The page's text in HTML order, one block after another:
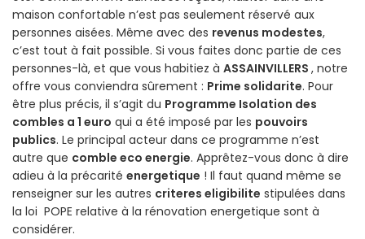
maison confortable n’est pas seulement réservé aux
personnes aisées. Même avec des revenus modestes,
c’est tout à fait possible. Si vous faites donc partie de ces
personnes-là, et que vous habitiez à ASSAINVILLERS , notre
offre vous conviendra sûrement : Prime solidarite. Pour
être plus précis, il s’agit du Programme Isolation des
combles a 1 euro qui a été imposé par les pouvoirs
publics. Le principal acteur dans ce programme n’est
autre que comble eco energie. Apprêtez-vous donc à dire
adieu à la précarité energetique ! Il faut quand même se
renseigner sur les autres criteres eligibilite stipulées dans
la loi POPE relative à la rénovation energetique sont à
considérer.